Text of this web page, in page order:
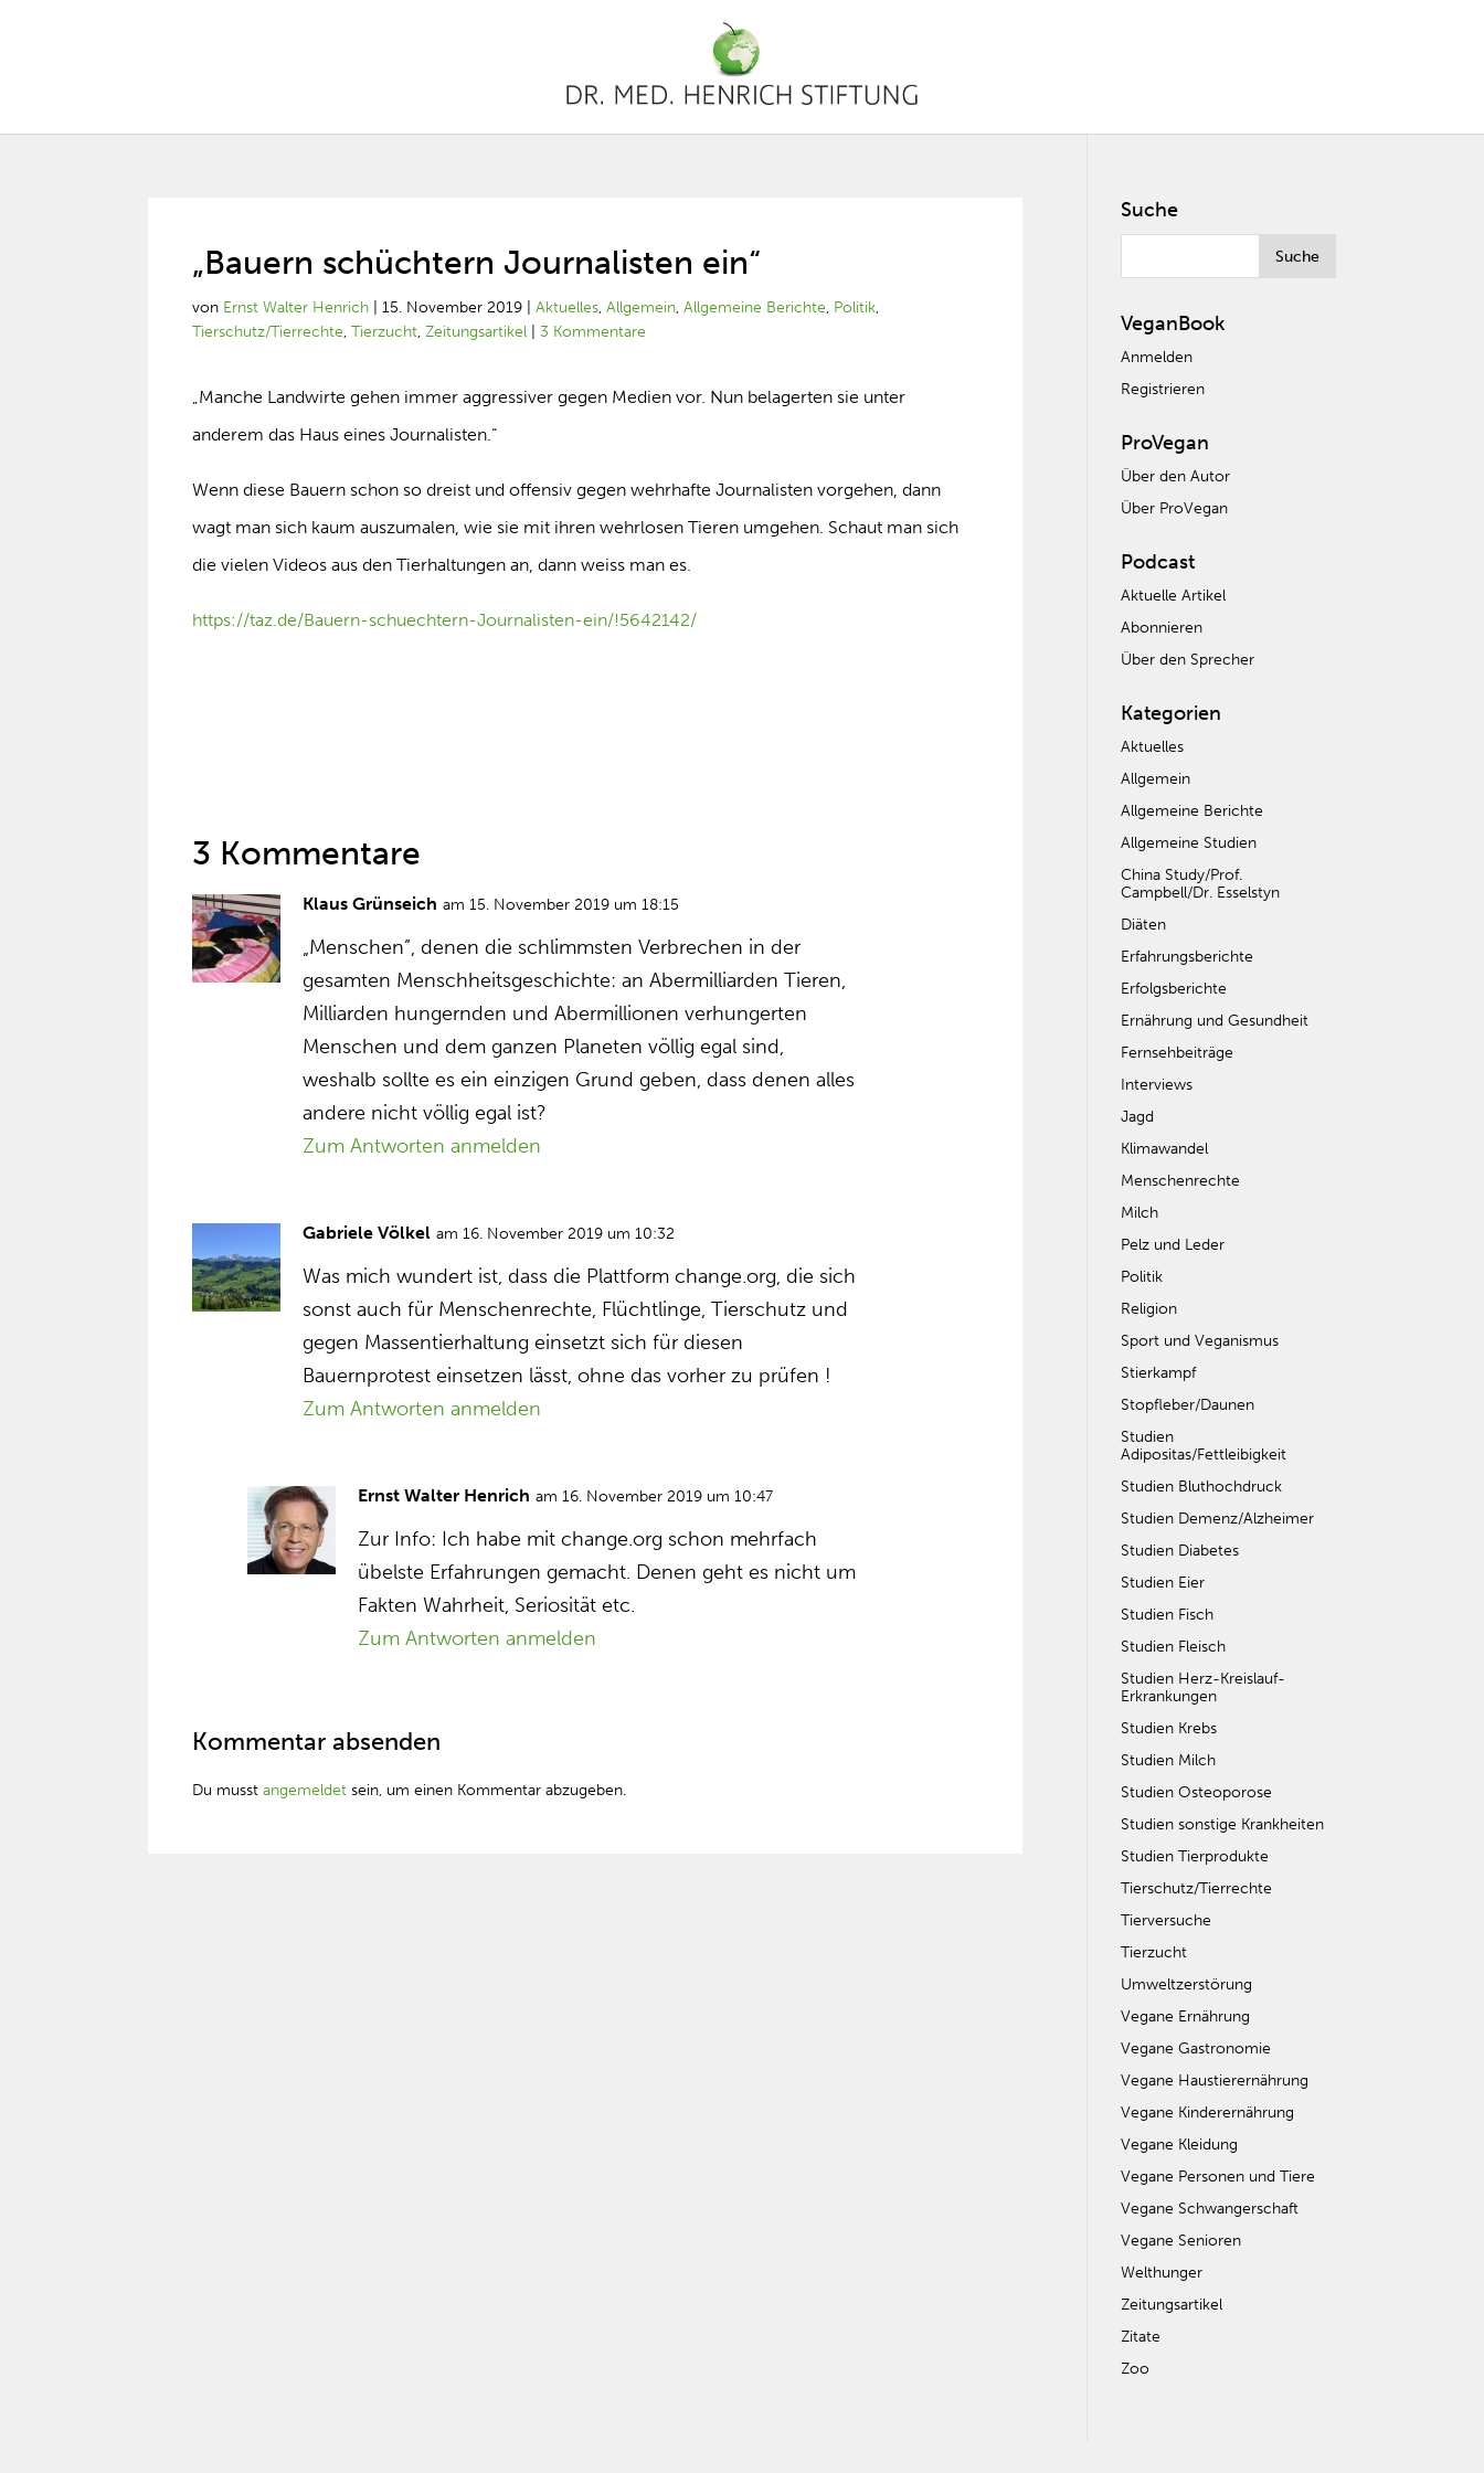
„Bauern schüchtern Journalisten ein“
von Ernst Walter Henrich |15. November 2019 |Aktuelles,Allgemein,Allgemeine Berichte, Politik,
Tierschutz/Tierrechte,Tierzucht,Zeitungsartikel |3 Kommentare
„Manche Landwirte gehen immer aggressiver gegen Medien vor. Nun belagerten sie unter
anderem das Haus eines Journalisten.“
Wenn diese Bauern schon so dreist und offensiv gegen wehrhafte Journalisten vorgehen, dann
wagt man sich kaum auszumalen, wie sie mit ihren wehrlosen Tieren umgehen. Schaut man sich
die vielen Videos aus den Tierhaltungen an, dann weiss man es.
https://taz.de/Bauern-schuechtern-Journalisten-ein/!5642142/
3 Kommentare
Klaus Grünseich am 15. November 2019 um 18:15
„Menschen”, denen die schlimmsten Verbrechen in der
gesamten Menschheitsgeschichte: an Abermilliarden Tieren,
Milliarden hungernden und Abermillionen verhungerten
Menschen und dem ganzen Planeten völlig egal sind,
weshalb sollte es ein einzigen Grund geben, dass denen alles
andere nicht völlig egal ist?
Zum Antworten anmelden
Gabriele Völkel am 16. November 2019 um 10:32
Was mich wundert ist, dass die Plattform change.org, die sich
sonst auch für Menschenrechte, Flüchtlinge, Tierschutz und
gegen Massentierhaltung einsetzt sich für diesen
Bauernprotest einsetzen lässt, ohne das vorher zu prüfen !
Zum Antworten anmelden
Ernst Walter Henrich am 16. November 2019 um 10:47
Zur Info: Ich habe mit change.org schon mehrfach
übelste Erfahrungen gemacht. Denen geht es nicht um
Fakten Wahrheit, Seriosität etc.
Zum Antworten anmelden
Kommentar absenden
Du musstangemeldet sein, um einen Kommentar abzugeben.
Suche
VeganBook
Anmelden
Registrieren
ProVegan
Über den Autor
Über ProVegan
Podcast
Aktuelle Artikel
Abonnieren
Über den Sprecher
Kategorien
Aktuelles
Allgemein
Allgemeine Berichte
Allgemeine Studien
China Study/Prof.
Campbell/Dr. Esselstyn
Diäten
Erfahrungsberichte
Erfolgsberichte
Ernährung und Gesundheit
Fernsehbeiträge
Interviews
Jagd
Klimawandel
Menschenrechte
Milch
Pelz und Leder
Politik
Religion
Sport und Veganismus
Stierkampf
Stopfleber/Daunen
Studien
Adipositas/Fettleibigkeit
Studien Bluthochdruck
Studien Demenz/Alzheimer
Studien Diabetes
Studien Eier
Studien Fisch
Studien Fleisch
Studien Herz-Kreislauf-
Erkrankungen
Studien Krebs
Studien Milch
Studien Osteoporose
Studien sonstige Krankheiten
Studien Tierprodukte
Tierschutz/Tierrechte
Tierversuche
Tierzucht
Umweltzerstörung
Vegane Ernährung
Vegane Gastronomie
Vegane Haustierernährung
Vegane Kinderernährung
Vegane Kleidung
Vegane Personen und Tiere
Vegane Schwangerschaft
Vegane Senioren
Welthunger
Zeitungsartikel
Zitate
Zoo